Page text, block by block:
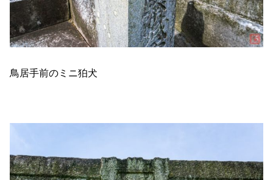
鳥居手前のミニ狛犬